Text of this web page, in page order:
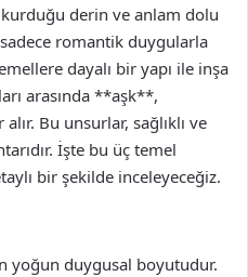
derin ve anlam dolu
romantik duygularla
dayalı bir yapı ile inşa
arasında **aşk**,
Bu unsurlar, sağlıklı ve
İşte bu üç temel
bir şekilde inceleyeceğiz.
yoğun duygusal boyutudur.